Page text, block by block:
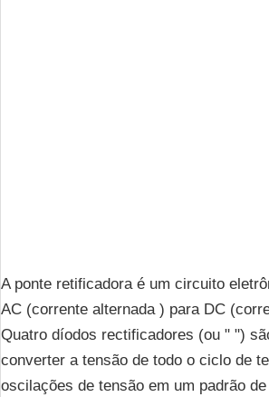
A ponte retificadora é um circuito
AC (corrente alternada ) para DC
Quatro díodos rectificadores (ou " ")
converter a tensão de todo o ciclo de
oscilações de tensão em um padrão